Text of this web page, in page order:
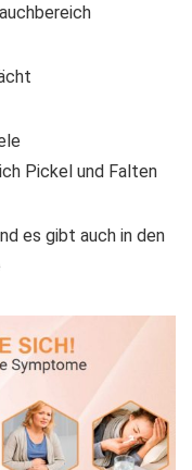
Pickel und Falten
es gibt auch in den